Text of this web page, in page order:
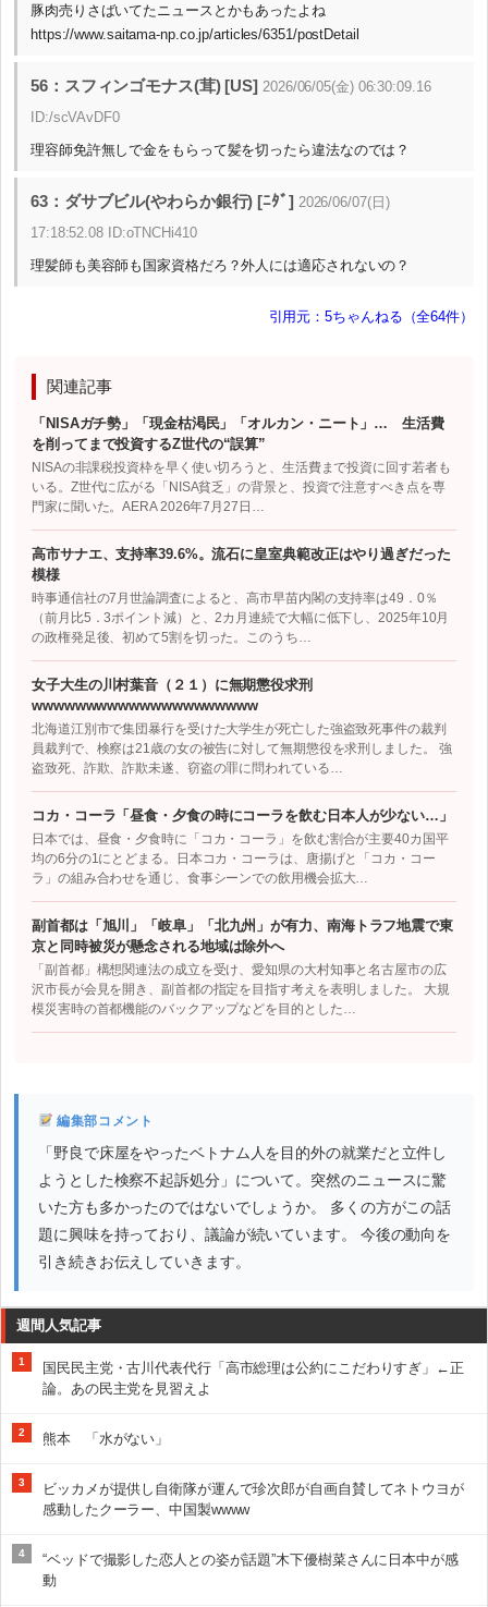
豚肉売りさばいてたニュースとかもあったよね
https://www.saitama-np.co.jp/articles/6351/postDetail
56：スフィンゴモナス(茸) [US] 2026/06/05(金) 06:30:09.16
ID:/scVAvDF0
理容師免許無しで金をもらって髪を切ったら違法なのでは？
63：ダサブビル(やわらか銀行) [ﾆﾀﾞ] 2026/06/07(日)
17:18:52.08 ID:oTNCHi410
理髪師も美容師も国家資格だろ？外人には適応されないの？
引用元：5ちゃんねる（全64件）
関連記事
「NISAガチ勢」「現金枯渇民」「オルカン・ニート」… 生活費
を削ってまで投資するZ世代の“誤算”
NISAの非課税投資枠を早く使い切ろうと、生活費まで投資に回す若者も
いる。Z世代に広がる「NISA貧乏」の背景と、投資で注意すべき点を専
門家に聞いた。AERA 2026年7月27日…
高市サナエ、支持率39.6%。流石に皇室典範改正はやり過ぎだった
模様
時事通信社の7月世論調査によると、高市早苗内閣の支持率は49．0％
（前月比5．3ポイント減）と、2カ月連続で大幅に低下し、2025年10月
の政権発足後、初めて5割を切った。このうち…
女子大生の川村葉音（２１）に無期懲役求刑
wwwwwwwwwwwwwwwwwwwww
北海道江別市で集団暴行を受けた大学生が死亡した強盗致死事件の裁判
員裁判で、検察は21歳の女の被告に対して無期懲役を求刑しました。 強
盗致死、詐欺、詐欺未遂、窃盗の罪に問われている…
コカ・コーラ「昼食・夕食の時にコーラを飲む日本人が少ない…」
日本では、昼食・夕食時に「コカ・コーラ」を飲む割合が主要40カ国平
均の6分の1にとどまる。日本コカ・コーラは、唐揚げと「コカ・コー
ラ」の組み合わせを通じ、食事シーンでの飲用機会拡大…
副首都は「旭川」「岐阜」「北九州」が有力、南海トラフ地震で東
京と同時被災が懸念される地域は除外へ
「副首都」構想関連法の成立を受け、愛知県の大村知事と名古屋市の広
沢市長が会見を開き、副首都の指定を目指す考えを表明しました。 大規
模災害時の首都機能のバックアップなどを目的とした…
編集部コメント
「野良で床屋をやったベトナム人を目的外の就業だと立件し
ようとした検察不起訴処分」について。突然のニュースに驚
いた方も多かったのではないでしょうか。 多くの方がこの話
題に興味を持っており、議論が続いています。 今後の動向を
引き続きお伝えしていきます。
週間人気記事
1
国民民主党・古川代表代行「高市総理は公約にこだわりすぎ」←正
論。あの民主党を見習えよ
2 熊本 「水がない」
3
ビッカメが提供し自衛隊が運んで珍次郎が自画自賛してネトウヨが
感動したクーラー、中国製wwww
4
“ベッドで撮影した恋人との姿が話題”木下優樹菜さんに日本中が感
動